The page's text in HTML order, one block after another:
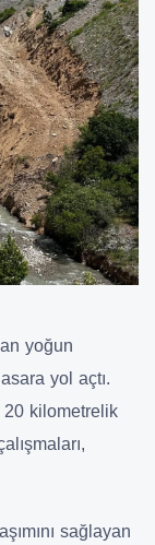
yoğun
yol açtı.
20 kilometrelik
sağlayan